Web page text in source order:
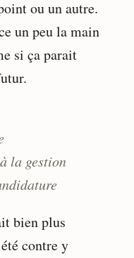
ou un autre.
un peu la main
si ça parait
la gestion
bien plus
contre y